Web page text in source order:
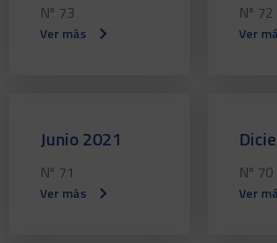
Nº 73
Ver más
Nº 72
Ver
Junio 2021
Nº 71
Ver más
Nº 70
Ver